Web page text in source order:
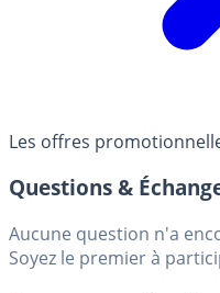
Les offres
Questions &
Aucune question n'a
Soyez le premier à